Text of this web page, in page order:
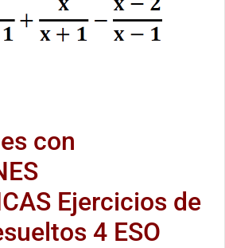
con
Ejercicios de
4 ESO